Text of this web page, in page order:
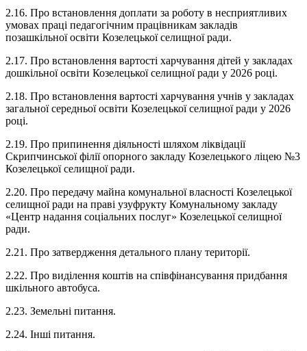
2.16. Про встановлення доплати за роботу в несприятливих
умовах праці педагогічним працівникам закладів
позашкільної освіти Козелецької селищної ради.
2.17. Про встановлення вартості харчування дітей у закладах
дошкільної освіти Козелецької селищної ради у 2026 році.
2.18. Про встановлення вартості харчування учнів у закладах
загальної середньої освіти Козелецької селищної ради у 2026
році.
2.19. Про припинення діяльності шляхом ліквідації
Скрипчинської філії опорного закладу Козелецького ліцею №3
Козелецької селищної ради.
2.20. Про передачу майна комунальної власності Козелецької
селищної ради на праві узуфрукту Комунальному закладу
«Центр надання соціальних послуг» Козелецької селищної
ради.
2.21. Про затвердження детального плану території.
2.22. Про виділення коштів на співфінансування придбання
шкільного автобуса.
2.23. Земельні питання.
2.24. Інші питання.